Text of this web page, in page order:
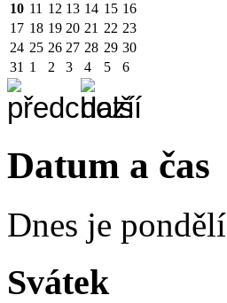
10 11 12 13 14 15 16
17 18 19 20 21 22 23
24 25 26 27 28 29 30
31 1 2 3 4 5 6
Datum a čas
Dnes je pondělí
Svátek